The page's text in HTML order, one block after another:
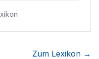
Zum Lexikon →